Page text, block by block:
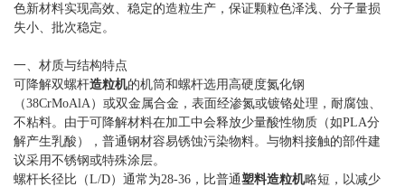
色新材料实现高效、稳定的造粒生产，保证颗粒色泽浅、分子量损
失小、批次稳定。
一、材质与结构特点
可降解双螺杆造粒机的机筒和螺杆选用高硬度氮化钢
（38CrMoAlA）或双金属合金，表面经渗氮或镀铬处理，耐腐蚀、
不粘料。由于可降解材料在加工中会释放少量酸性物质（如PLA分
解产生乳酸），普通钢材容易锈蚀污染物料。与物料接触的部件建
议采用不锈钢或特殊涂层。
螺杆长径比（L/D）通常为28-36，比普通塑料造粒机略短，以减少